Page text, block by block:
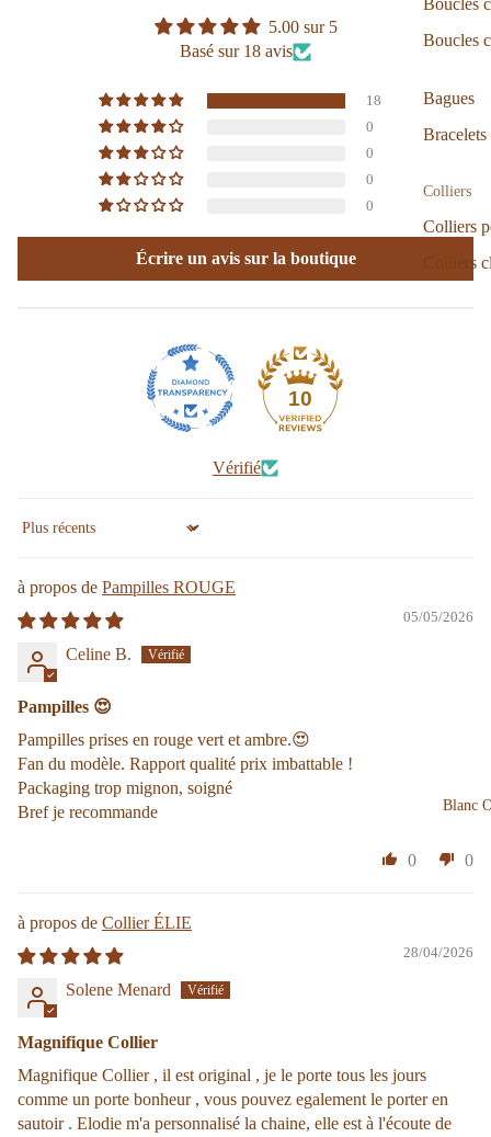
Boucles
Boucles
Bagues
Bracelets
Colliers
Colliers
Colliers
Blanc
5.00 sur 5
Basé sur 18 avis
18
0
0
0
0
Écrire un avis sur la boutique
10
Vérifié
Sort by
Pampilles ROUGE
05/05/2026
Celine B.
Pampilles 😍
Pampilles prises en rouge vert et ambre.😍
Fan du modèle. Rapport qualité prix imbattable !
Packaging trop mignon, soigné
Bref je recommande
0 0
Collier ÉLIE
28/04/2026
Solene Menard
Magnifique Collier
Magnifique Collier , il est original , je le porte tous les jours
comme un porte bonheur , vous pouvez egalement le porter en
sautoir . Elodie m'a personnalisé la chaine, elle est à l'écoute de